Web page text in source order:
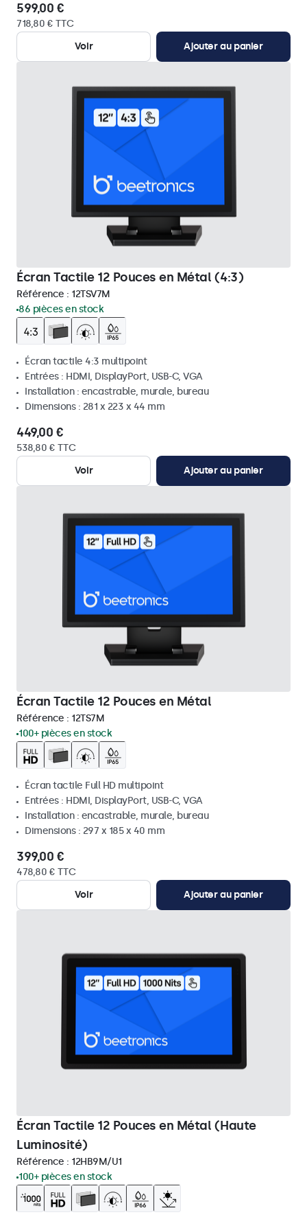
599,00 €
718,80 € TTC
Voir
Ajouter au panier
Écran Tactile 12 Pouces en Métal (4:3)
Référence : 12TSV7M
86 pièces en stock
Écran tactile 4:3 multipoint
Entrées : HDMI, DisplayPort, USB-C, VGA
Installation : encastrable, murale, bureau
Dimensions : 281 x 223 x 44 mm
449,00 €
538,80 € TTC
Voir
Ajouter au panier
Écran Tactile 12 Pouces en Métal
Référence : 12TS7M
100+ pièces en stock
Écran tactile Full HD multipoint
Entrées : HDMI, DisplayPort, USB-C, VGA
Installation : encastrable, murale, bureau
Dimensions : 297 x 185 x 40 mm
399,00 €
478,80 € TTC
Voir
Ajouter au panier
Écran Tactile 12 Pouces en Métal (Haute
Luminosité)
Référence : 12HB9M/U1
100+ pièces en stock